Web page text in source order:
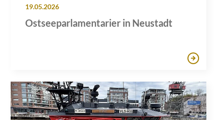
19.05.2026
Ostseeparlamentarier in Neustadt